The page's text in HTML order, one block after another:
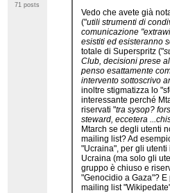
71 posts
Vedo che avete già
("utili strumenti di
comunicazione
esistiti ed esisteranno
totale di Superspritz ("
Club, decisioni prese
penso esattamente
intervento sottoscrivo
inoltre stigmatizza lo
interessante perché
riservati "tra sysop?
steward, eccetera
Mtarch se degli utenti
mailing list? Ad
"Ucraina", per gli
Ucraina (ma solo gli
gruppo è chiuso e
"Genocidio a Gaza"?
mailing list